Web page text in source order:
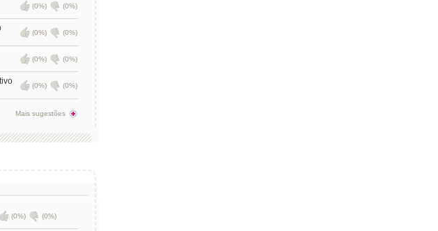
(0%) (0%)
(0%) (0%)
(0%) (0%)
(0%) (0%)
Mais sugestões
(0%) (0%)